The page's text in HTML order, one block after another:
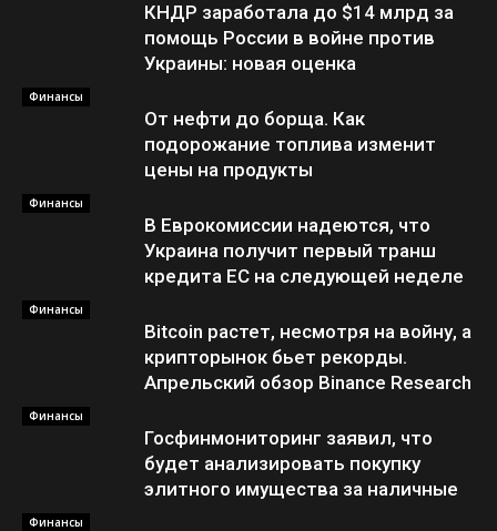
КНДР заработала до $14 млрд за
помощь России в войне против
Украины: новая оценка
Финансы
От нефти до борща. Как
подорожание топлива изменит
цены на продукты
Финансы
В Еврокомиссии надеются, что
Украина получит первый транш
кредита ЕС на следующей неделе
Финансы
Bitcoin растет, несмотря на войну, а
крипторынок бьет рекорды.
Апрельский обзор Binance Research
Финансы
Госфинмониторинг заявил, что
будет анализировать покупку
элитного имущества за наличные
Финансы